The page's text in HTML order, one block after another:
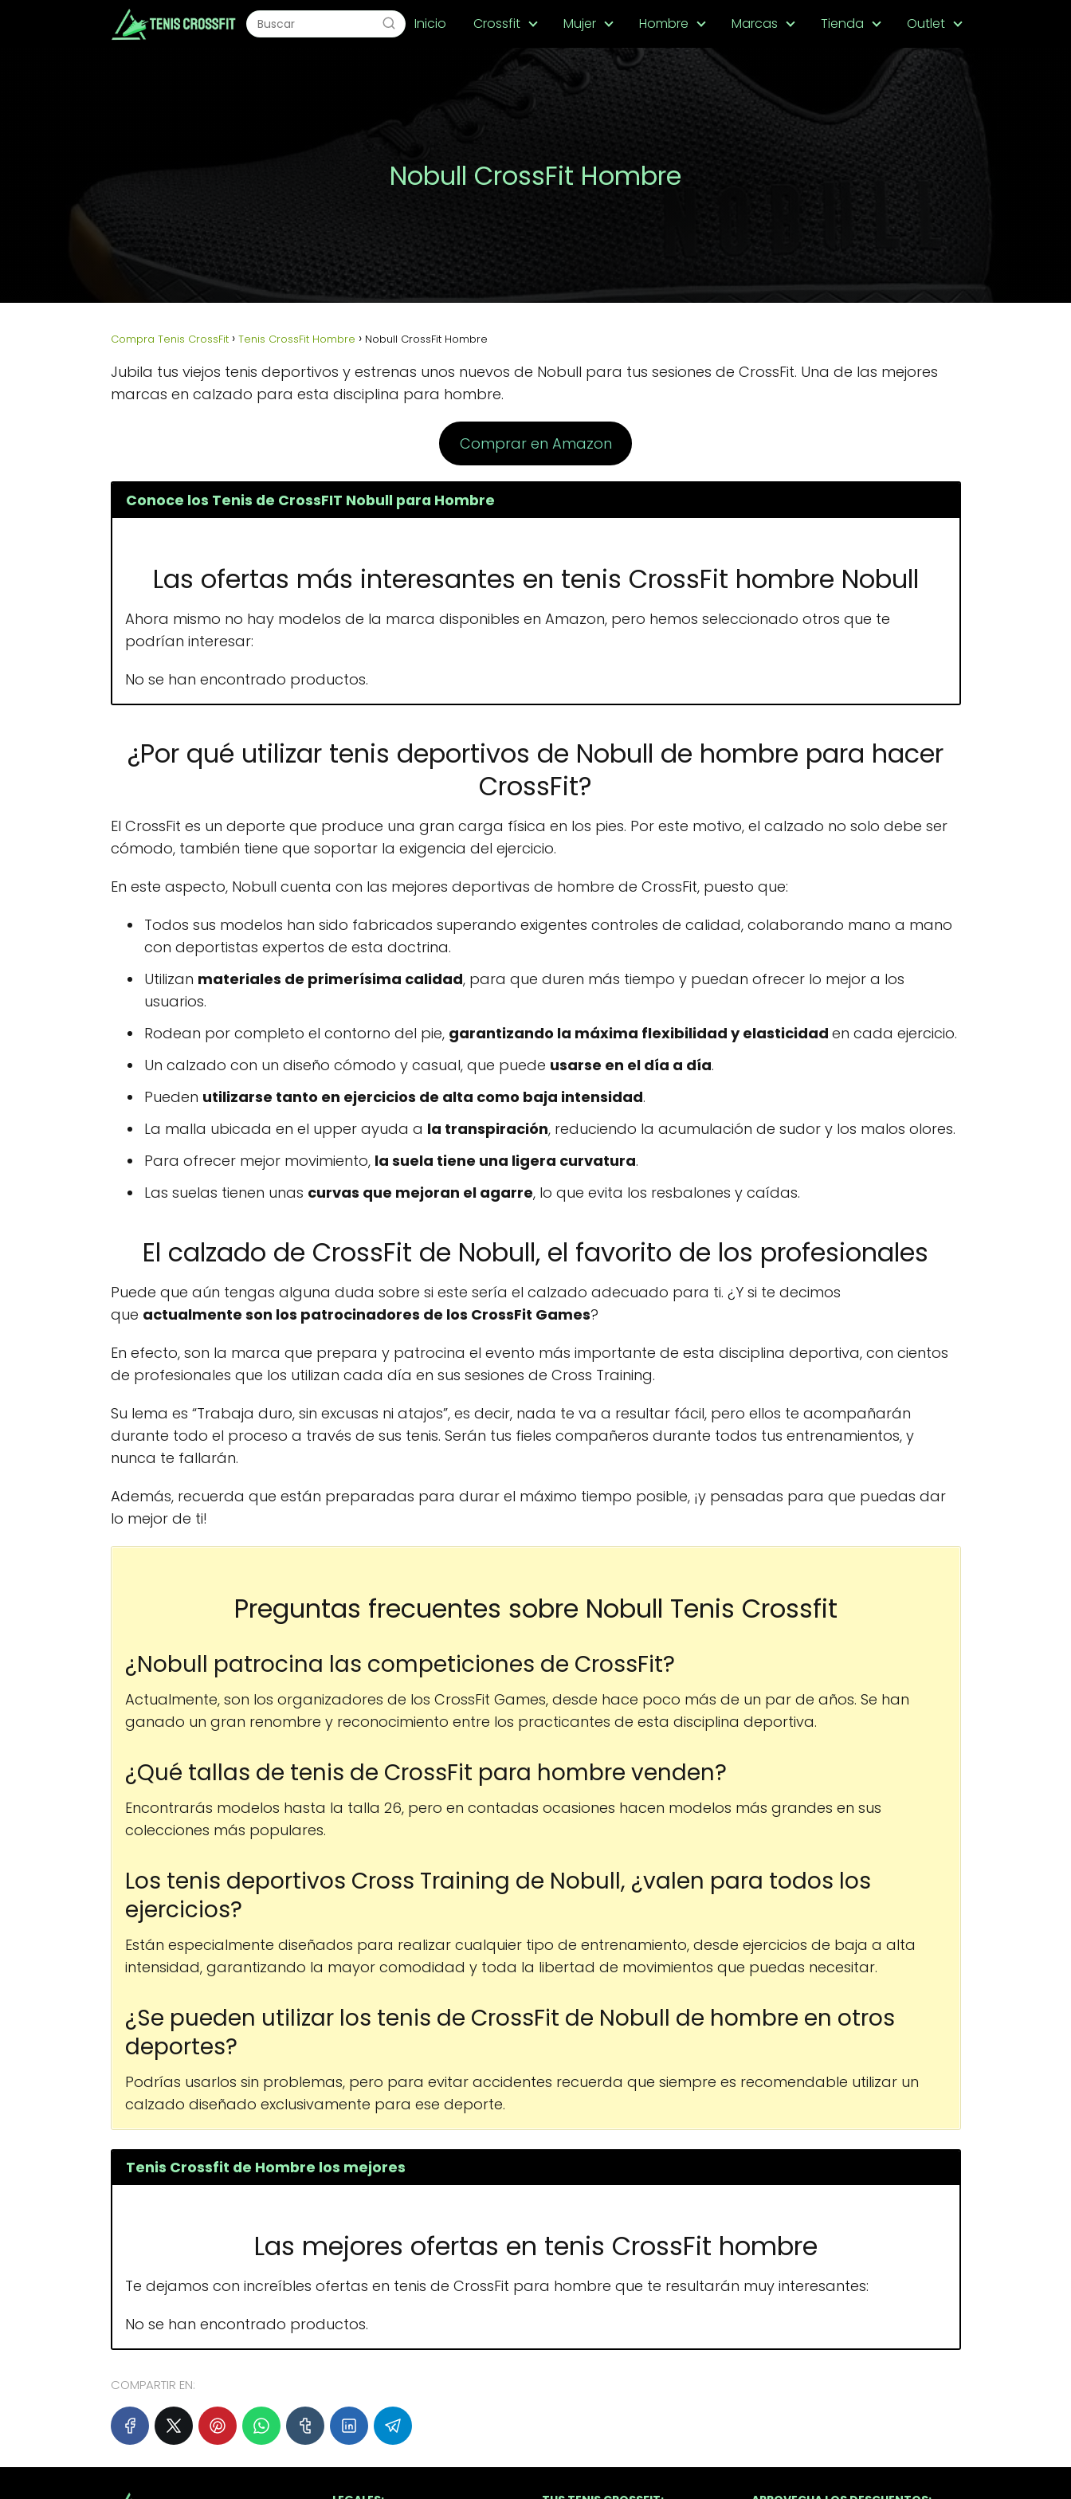
Inicio Crossfit Mujer Hombre Marcas Tienda Outlet
Nobull CrossFit Hombre
Compra Tenis CrossFit Tenis CrossFit Hombre Nobull CrossFit Hombre
Jubila tus viejos tenis deportivos y estrenas unos nuevos de Nobull para tus sesiones de CrossFit. Una de las mejores
marcas en calzado para esta disciplina para hombre.
Comprar en Amazon
Conoce los Tenis de CrossFIT Nobull para Hombre
Las ofertas más interesantes en tenis CrossFit hombre Nobull
Ahora mismo no hay modelos de la marca disponibles en Amazon, pero hemos seleccionado otros que te
podrían interesar:
No se han encontrado productos.
¿Por qué utilizar tenis deportivos de Nobull de hombre para hacer
CrossFit?
El CrossFit es un deporte que produce una gran carga física en los pies. Por este motivo, el calzado no solo debe ser
cómodo, también tiene que soportar la exigencia del ejercicio.
En este aspecto, Nobull cuenta con las mejores deportivas de hombre de CrossFit, puesto que:
Todos sus modelos han sido fabricados superando exigentes controles de calidad, colaborando mano a mano
con deportistas expertos de esta doctrina.
Utilizan materiales de primerísima calidad, para que duren más tiempo y puedan ofrecer lo mejor a los
usuarios.
Rodean por completo el contorno del pie, garantizando la máxima flexibilidad y elasticidad en cada ejercicio.
Un calzado con un diseño cómodo y casual, que puede usarse en el día a día.
Pueden utilizarse tanto en ejercicios de alta como baja intensidad.
La malla ubicada en el upper ayuda a la transpiración, reduciendo la acumulación de sudor y los malos olores.
Para ofrecer mejor movimiento, la suela tiene una ligera curvatura.
Las suelas tienen unas curvas que mejoran el agarre, lo que evita los resbalones y caídas.
El calzado de CrossFit de Nobull, el favorito de los profesionales
Puede que aún tengas alguna duda sobre si este sería el calzado adecuado para ti. ¿Y si te decimos
que actualmente son los patrocinadores de los CrossFit Games?
En efecto, son la marca que prepara y patrocina el evento más importante de esta disciplina deportiva, con cientos
de profesionales que los utilizan cada día en sus sesiones de Cross Training.
Su lema es “Trabaja duro, sin excusas ni atajos”, es decir, nada te va a resultar fácil, pero ellos te acompañarán
durante todo el proceso a través de sus tenis. Serán tus fieles compañeros durante todos tus entrenamientos, y
nunca te fallarán.
Además, recuerda que están preparadas para durar el máximo tiempo posible, ¡y pensadas para que puedas dar
lo mejor de ti!
Preguntas frecuentes sobre Nobull Tenis Crossfit
¿Nobull patrocina las competiciones de CrossFit?
Actualmente, son los organizadores de los CrossFit Games, desde hace poco más de un par de años. Se han
ganado un gran renombre y reconocimiento entre los practicantes de esta disciplina deportiva.
¿Qué tallas de tenis de CrossFit para hombre venden?
Encontrarás modelos hasta la talla 26, pero en contadas ocasiones hacen modelos más grandes en sus
colecciones más populares.
Los tenis deportivos Cross Training de Nobull, ¿valen para todos los
ejercicios?
Están especialmente diseñados para realizar cualquier tipo de entrenamiento, desde ejercicios de baja a alta
intensidad, garantizando la mayor comodidad y toda la libertad de movimientos que puedas necesitar.
¿Se pueden utilizar los tenis de CrossFit de Nobull de hombre en otros
deportes?
Podrías usarlos sin problemas, pero para evitar accidentes recuerda que siempre es recomendable utilizar un
calzado diseñado exclusivamente para ese deporte.
Tenis Crossfit de Hombre los mejores
Las mejores ofertas en tenis CrossFit hombre
Te dejamos con increíbles ofertas en tenis de CrossFit para hombre que te resultarán muy interesantes:
No se han encontrado productos.
COMPARTIR EN: